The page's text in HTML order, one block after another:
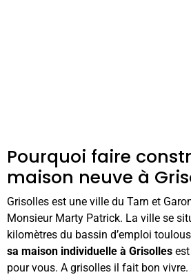
Pourquoi faire
maison neuve à
Grisolles est une ville du Tarn et
Monsieur Marty Patrick. La ville se
kilomètres du bassin d’emploi
sa maison individuelle à Grisolles
pour vous. A grisolles il fait bon vivre.